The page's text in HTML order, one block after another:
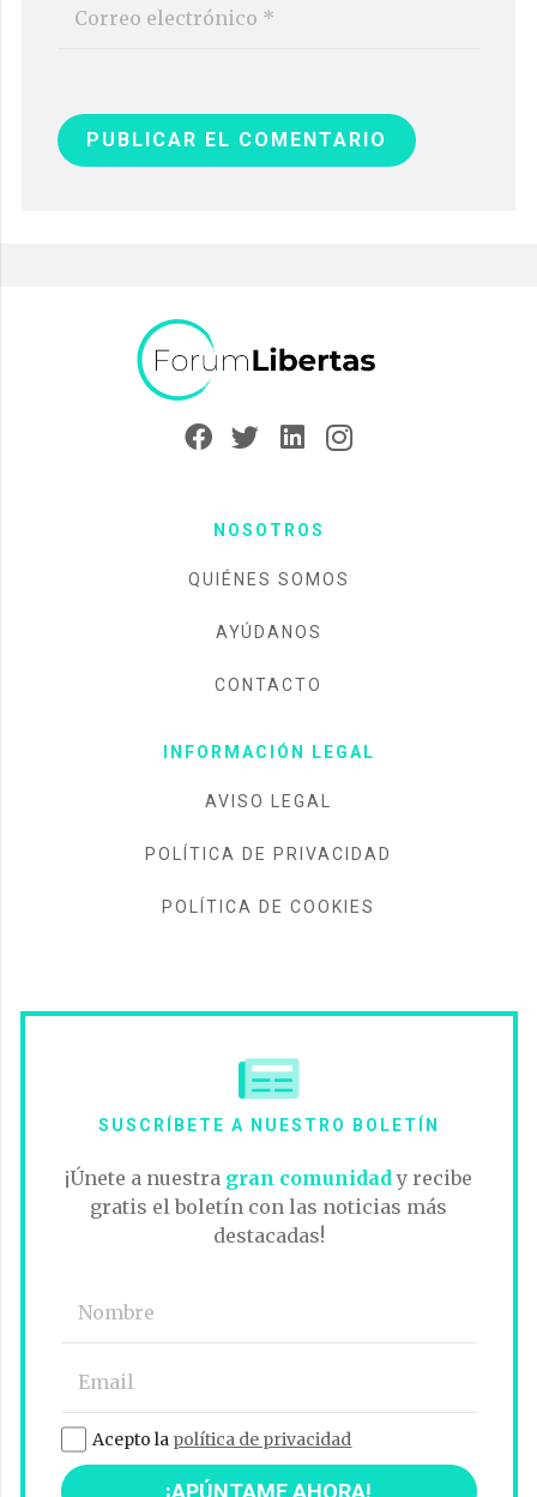
PUBLICAR EL COMENTARIO
NOSOTROS
QUIÉNES SOMOS
AYÚDANOS
CONTACTO
INFORMACIÓN LEGAL
AVISO LEGAL
POLÍTICA DE PRIVACIDAD
POLÍTICA DE COOKIES
SUSCRÍBETE A NUESTRO BOLETÍN
¡Únete a nuestra gran comunidad y recibe
gratis el boletín con las noticias más
destacadas!
Acepto la política de privacidad